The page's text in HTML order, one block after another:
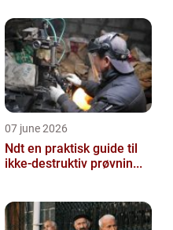
07 june 2026
Ndt en praktisk guide til
ikke-destruktiv prøvnin...